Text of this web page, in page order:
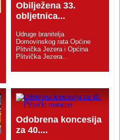
Obilježena 33.
obljetnica...
Udruge branitelja
Domovinskog rata Općine
Plitvička Jezera i Općina
Plitvička Jezera...
Odobrena koncesija
za 40....